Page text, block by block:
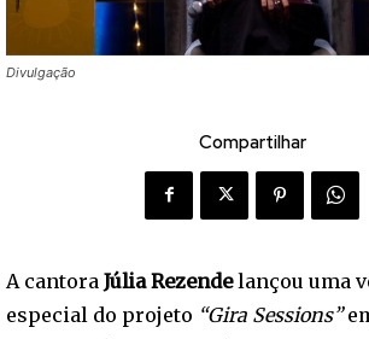
Divulgação
Compartilhar
A cantora Júlia Rezendelançou uma
especial do projeto “Gira Sessions”